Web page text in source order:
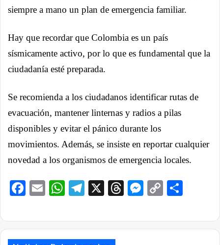
siempre a mano un plan de emergencia familiar.
Hay que recordar que Colombia es un país
sísmicamente activo, por lo que es fundamental que la
ciudadanía esté preparada.
Se recomienda a los ciudadanos identificar rutas de
evacuación, mantener linternas y radios a pilas
disponibles y evitar el pánico durante los
movimientos. Además, se insiste en reportar cualquier
novedad a los organismos de emergencia locales.
Facebook
EmailWhatsApp
Telegram
X ThreadsCopy